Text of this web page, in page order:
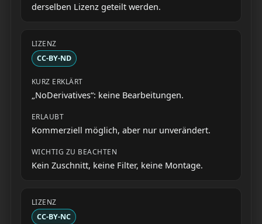
derselben Lizenz geteilt werden.
CC-BY-ND
„NoDerivatives“: keine Bearbeitungen.
Kommerziell möglich, aber nur unverändert.
Kein Zuschnitt, keine Filter, keine Montage.
CC-BY-NC